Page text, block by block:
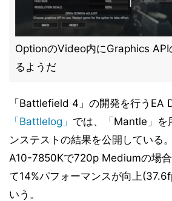
OptionのVideo内にGraphics API
るようだ
「Battlefield 4」の開発を行うEA
「Battlelog」 では、「Mantle」を
ンステストの結果を公開している
A10-7850Kで720p Mediumの場
て14%パフォーマンスが向上
いう。